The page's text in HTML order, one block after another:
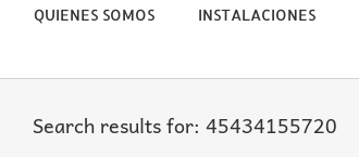
QUIENES SOMOS INSTALACIONES
Search results for: 45434155720